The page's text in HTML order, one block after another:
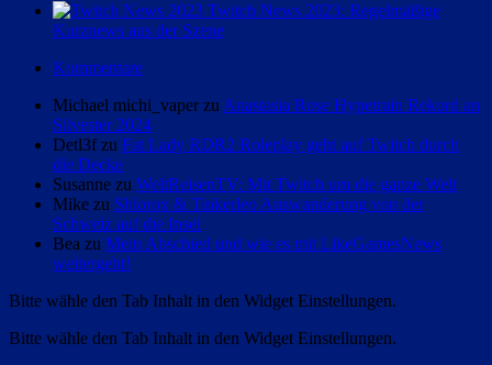
Twitch News 2023: Regelmäßige
Kurznews aus der Szene
Kommentare
Michael michi_vaper zuAnastasia Rose Hypetrain Rekord an
Silvester 2024
Detl3f zu Fat Lady RDR2 Roleplay geht auf Twitch durch
die Decke
Susanne zu WeltReisenTV: Mit Twitch um die ganze Welt
Mike zu Shlorox & Tinkerleo Auswanderung von der
Schweiz auf die Insel
Bea zu Mein Abschied und wie es mit LikeGamesNews
weitergeht!
Bitte wähle den Tab Inhalt in den Widget Einstellungen.
Bitte wähle den Tab Inhalt in den Widget Einstellungen.